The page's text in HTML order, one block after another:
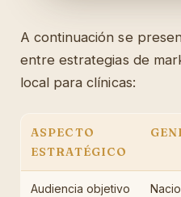
A continuación se
entre estrategias de
local para clínicas:
ASPECTO
ESTRATÉGICO
Audiencia objetivo